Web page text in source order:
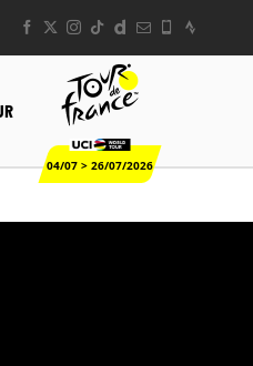
04/07 > 26/07/2026